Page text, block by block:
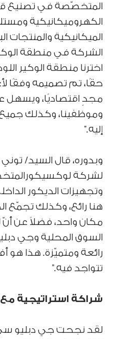
المتخصّصة في تصنيع
الكهروميكانيكية
الميكانيكية والمنتجات
الشركة في منطقة
اخترنا منطقة الوكير
حقًا، تم تصميمه وفقًا
مجدٍ اقتصاديًا، ويسهل
وموظفينا، وكذلك جميع
إليه.”
وبدوره، قال السيد/
لشركة
وتجهيزات الديكور
هنا رائع، وكذلك تجمّع
مكان واحد، فضلاً عن أنّ
السوق المحلية وجي
رائعة ومتميّزة. هذا
تتواجد فيه.”
شراكة استراتيجية
لقد نجحت جي دبليو